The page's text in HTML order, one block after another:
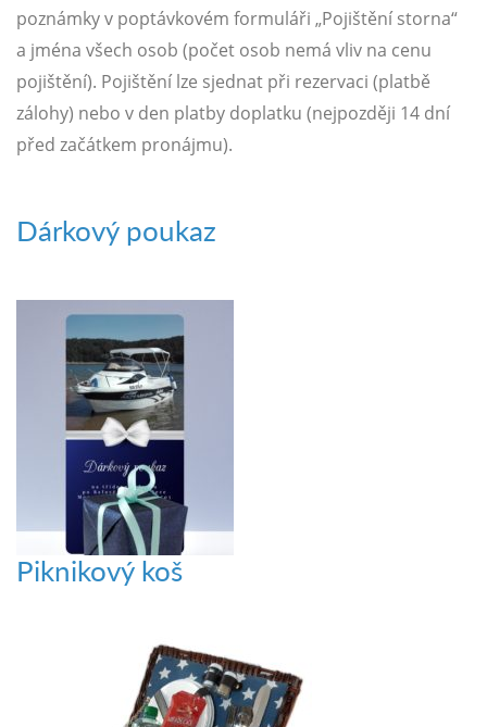
poznámky v poptávkovém formuláři „Pojištění storna“
a jména všech osob (počet osob nemá vliv na cenu
pojištění). Pojištění lze sjednat při rezervaci (platbě
zálohy) nebo v den platby doplatku (nejpozději 14 dní
před začátkem pronájmu).
Dárkový poukaz
Piknikový koš